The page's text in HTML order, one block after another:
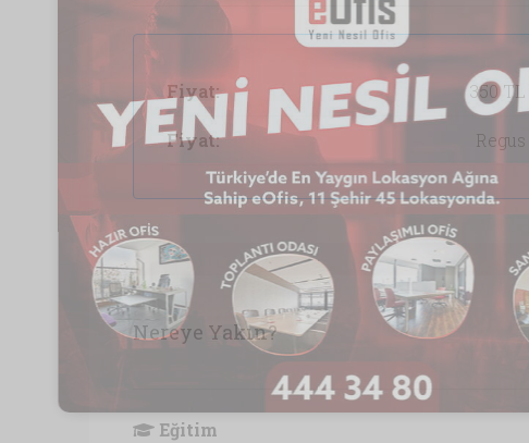
Fiyat: 350 TL
Fiyat: Regus
Nereye Yakın?
Eğitim